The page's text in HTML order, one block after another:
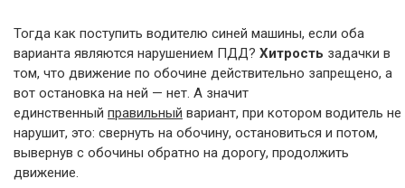
Тогда как поступить водителю синей машины, если оба
варианта являются нарушением ПДД? Хитрость задачки в
том, что движение по обочине действительно запрещено, а
вот остановка на ней — нет. А значит
единственный правильный вариант, при котором водитель не
нарушит, это: свернуть на обочину, остановиться и потом,
вывернув с обочины обратно на дорогу, продолжить
движение.